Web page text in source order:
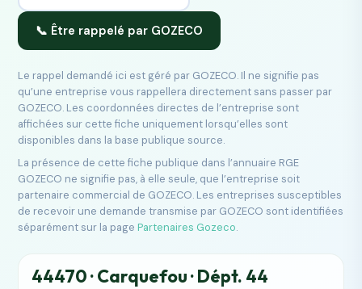
📞 Être rappelé par GOZECO
Le rappel demandé ici est géré par GOZECO. Il ne signifie pas
qu’une entreprise vous rappellera directement sans passer par
GOZECO. Les coordonnées directes de l’entreprise sont
affichées sur cette fiche uniquement lorsqu’elles sont
disponibles dans la base publique source.
La présence de cette fiche publique dans l’annuaire RGE
GOZECO ne signifie pas, à elle seule, que l’entreprise soit
partenaire commercial de GOZECO. Les entreprises susceptibles
de recevoir une demande transmise par GOZECO sont identifiées
séparément sur la pagePartenaires Gozeco.
44470 · Carquefou · Dépt. 44